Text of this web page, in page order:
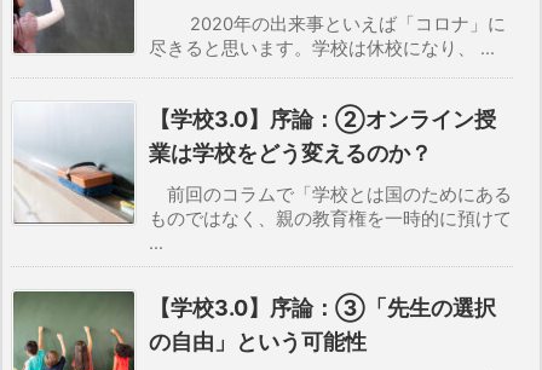
2020年の出来事といえば「コロナ」に
尽きると思います。学校は休校になり、 ...
【学校3.0】序論：②オンライン授
業は学校をどう変えるのか？
前回のコラムで「学校とは国のためにある
ものではなく、親の教育権を一時的に預けて
...
【学校3.0】序論：③「先生の選択
の自由」という可能性